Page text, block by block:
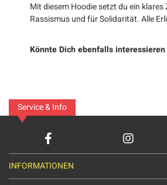
Mit diesem Hoodie setzt du ein klares
Rassismus und für Solidarität. Alle
Könnte Dich ebenfalls interessieren
Service & Info
INFORMATIONEN